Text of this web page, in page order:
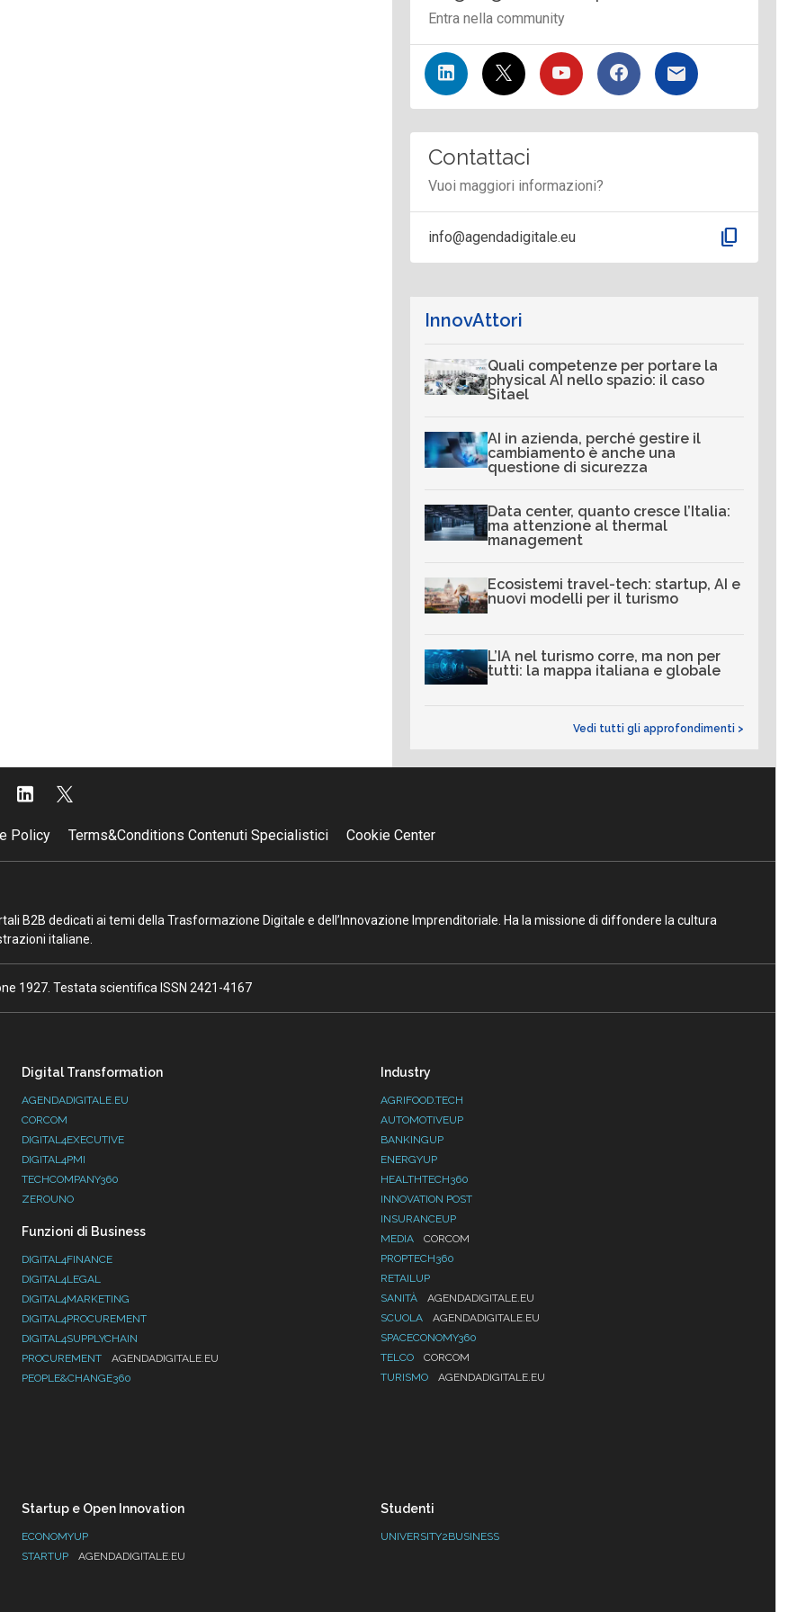
Entra nella community
Contattaci
Vuoi maggiori informazioni?
info@agendadigitale.eu content_copy
InnovAttori
Quali competenze per portare la
physical AI nello spazio: il caso
Sitael
AI in azienda, perché gestire il
cambiamento è anche una
questione di sicurezza
Data center, quanto cresce l’Italia:
ma attenzione al thermal
management
Ecosistemi travel-tech: startup, AI e
nuovi modelli per il turismo
L’IA nel turismo corre, ma non per
tutti: la mappa italiana e globale
Vedi tutti gli approfondimenti >
Policy Terms&Conditions Contenuti Specialistici Cookie Center
B2B dedicati ai temi della Trasformazione Digitale e dell’Innovazione Imprenditoriale. Ha la missione di diffondere la cultura
italiane.
1927. Testata scientifica ISSN 2421-4167
Digital Transformation
AGENDADIGITALE.EU
CORCOM
DIGITAL4EXECUTIVE
DIGITAL4PMI
TECHCOMPANY360
ZEROUNO
Funzioni di Business
DIGITAL4FINANCE
DIGITAL4LEGAL
DIGITAL4MARKETING
DIGITAL4PROCUREMENT
DIGITAL4SUPPLYCHAIN
PROCUREMENT
AGENDADIGITALE.EU
PEOPLE&CHANGE360
Industry
AGRIFOOD.TECH
AUTOMOTIVEUP
BANKINGUP
ENERGYUP
HEALTHTECH360
INNOVATION POST
INSURANCEUP
MEDIA
CORCOM
PROPTECH360
RETAILUP
SANITÀ
AGENDADIGITALE.EU
SCUOLA
AGENDADIGITALE.EU
SPACECONOMY360
TELCO
CORCOM
TURISMO
AGENDADIGITALE.EU
Startup e Open Innovation
ECONOMYUP
STARTUP
AGENDADIGITALE.EU
Studenti
UNIVERSITY2BUSINESS